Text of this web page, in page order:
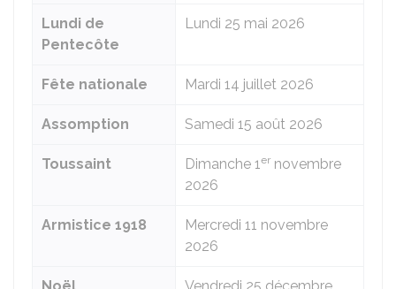
Lundi de
Pentecôte
Lundi 25 mai 2026
Fête nationale Mardi 14 juillet 2026
Assomption Samedi 15 août 2026
Toussaint Dimanche 1er novembre
2026
Armistice 1918
Mercredi 11 novembre
2026